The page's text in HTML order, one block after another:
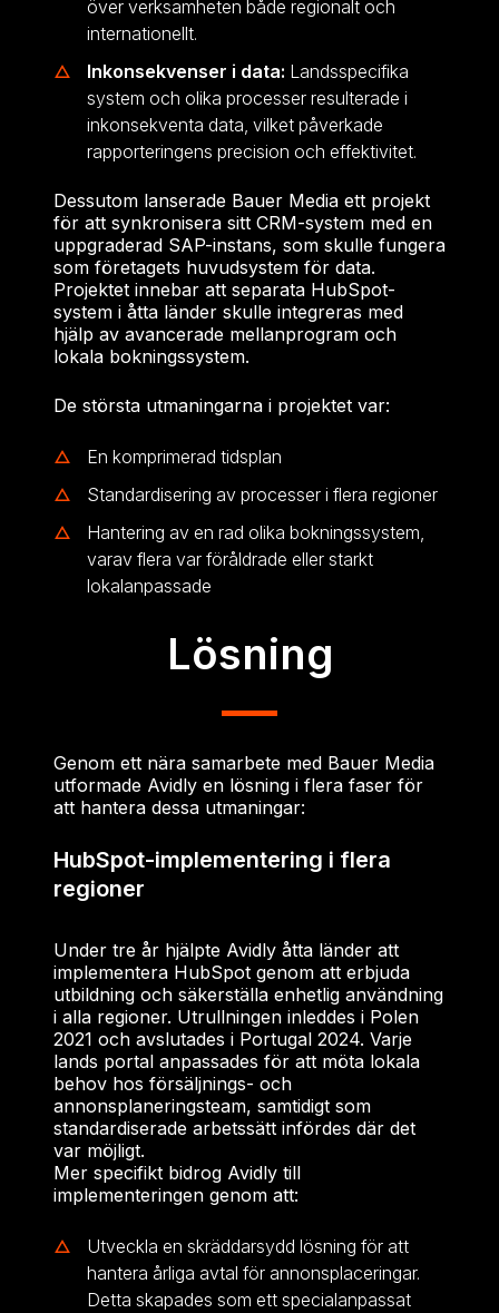
över verksamheten både regionalt och
internationellt.
Inkonsekvenser i data: Landsspecifika
system och olika processer resulterade i
inkonsekventa data, vilket påverkade
rapporteringens precision och effektivitet.
Dessutom lanserade Bauer Media ett projekt
för att synkronisera sitt CRM-system med en
uppgraderad SAP-instans, som skulle fungera
som företagets huvudsystem för data.
Projektet innebar att separata HubSpot-
system i åtta länder skulle integreras med
hjälp av avancerade mellanprogram och
lokala bokningssystem.
De största utmaningarna i projektet var:
En komprimerad tidsplan
Standardisering av processer i flera regioner
Hantering av en rad olika bokningssystem,
varav flera var föråldrade eller starkt
lokalanpassade
Lösning
Genom ett nära samarbete med Bauer Media
utformade Avidly en lösning i flera faser för
att hantera dessa utmaningar:
HubSpot-implementering i flera
regioner
Under tre år hjälpte Avidly åtta länder att
implementera HubSpot genom att erbjuda
utbildning och säkerställa enhetlig användning
i alla regioner. Utrullningen inleddes i Polen
2021 och avslutades i Portugal 2024. Varje
lands portal anpassades för att möta lokala
behov hos försäljnings- och
annonsplaneringsteam, samtidigt som
standardiserade arbetssätt infördes där det
var möjligt.
Mer specifikt bidrog Avidly till
implementeringen genom att:
Utveckla en skräddarsydd lösning för att
hantera årliga avtal för annonsplaceringar.
Detta skapades som ett specialanpassat